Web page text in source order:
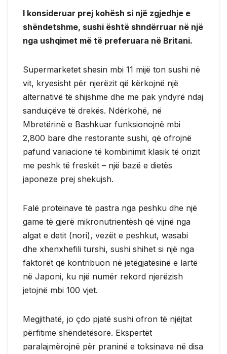
I konsideruar prej kohësh si një zgjedhje e
shëndetshme, sushi është shndërruar në një
nga ushqimet më të preferuara në Britani.
Supermarketet shesin mbi 11 mijë ton sushi në
vit, kryesisht për njerëzit që kërkojnë një
alternativë të shijshme dhe me pak yndyrë ndaj
sanduiçëve të drekës. Ndërkohë, në
Mbretërinë e Bashkuar funksionojnë mbi
2,800 bare dhe restorante sushi, që ofrojnë
pafund variacione të kombinimit klasik të orizit
me peshk të freskët – një bazë e dietës
japoneze prej shekujsh.
Falë proteinave të pastra nga peshku dhe një
game të gjerë mikronutrientësh që vijnë nga
algat e detit (nori), vezët e peshkut, wasabi
dhe xhenxhefili turshi, sushi shihet si një nga
faktorët që kontribuon në jetëgjatësinë e lartë
në Japoni, ku një numër rekord njerëzish
jetojnë mbi 100 vjet.
Megjithatë, jo çdo pjatë sushi ofron të njëjtat
përfitime shëndetësore. Ekspertët
paralajmërojnë për praninë e toksinave në disa